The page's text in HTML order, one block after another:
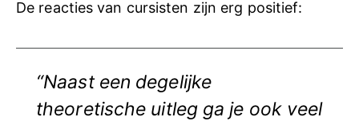
De reacties van cursisten zijn erg positief:
“Naast een degelijke
theoretische uitleg ga je ook veel